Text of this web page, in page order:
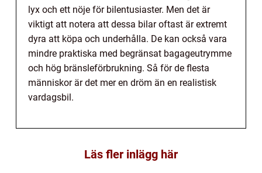
lyx och ett nöje för bilentusiaster. Men det är
viktigt att notera att dessa bilar oftast är extremt
dyra att köpa och underhålla. De kan också vara
mindre praktiska med begränsat bagageutrymme
och hög bränsleförbrukning. Så för de flesta
människor är det mer en dröm än en realistisk
vardagsbil.
Läs fler inlägg här